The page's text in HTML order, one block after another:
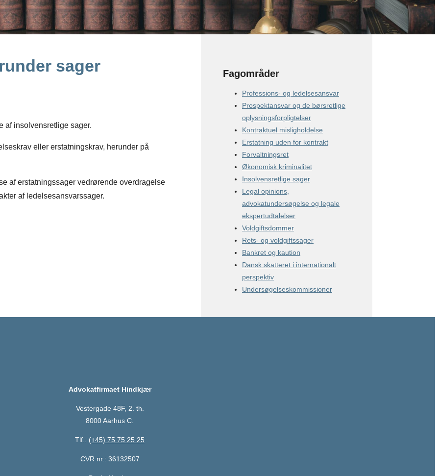
sager
af insolvensretlige sager.
eller erstatningskrav, herunder på
af erstatningssager vedrørende overdragelse
af ledelsesansvarssager.
Fagområder
Professions- og ledelsesansvar
Prospektansvar og de børsretlige
oplysningsforpligtelser
Kontraktuel misligholdelse
Erstatning uden for kontrakt
Forvaltningsret
Økonomisk kriminalitet
Insolvensretlige sager
Legal opinions,
advokatundersøgelse og legale
ekspertudtalelser
Voldgiftsdommer
Rets- og voldgiftssager
Bankret og kaution
Dansk skatteret i internationalt
perspektiv
Undersøgelseskommissioner
Advokatfirmaet Hindkjær
Vestergade 48F, 2. th.
8000 Aarhus C.
Tlf.: (+45) 75 75 25 25
CVR nr.: 36132507